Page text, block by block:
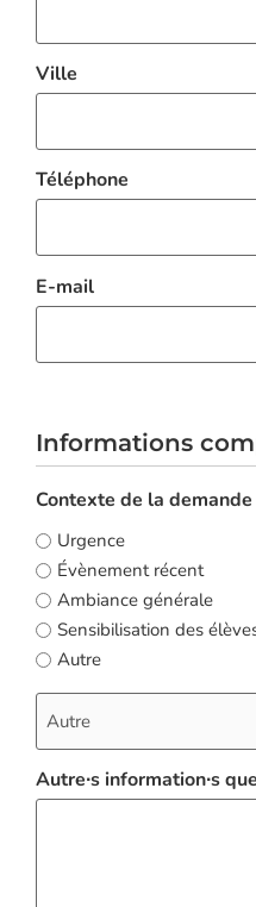
Ville
Téléphone
E-mail
Informations
Contexte de la demande
Urgence
Évènement récent
Ambiance générale
Sensibilisation des
Autre
Autre∙s information∙s